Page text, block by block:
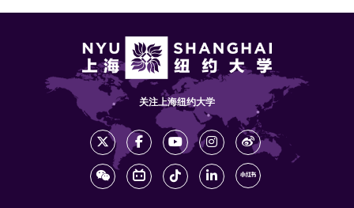
关注上海纽约大学